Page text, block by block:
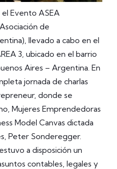
Evento ASEA
de
llevado a cabo en el
3, ubicado en el barrio
Aires – Argentina. En
jornada de charlas
donde se
Mujeres Emprendedoras
Model Canvas dictada
Peter Sonderegger.
a disposición un
contables, legales y